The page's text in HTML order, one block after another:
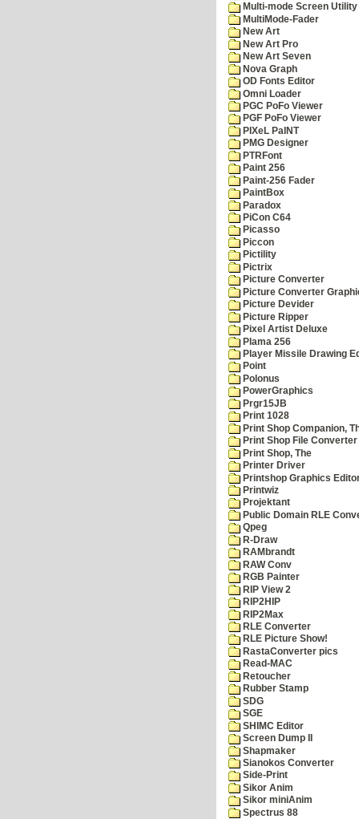
Multi-mode Screen Utility
MultiMode-Fader
New Art
New Art Pro
New Art Seven
Nova Graph
OD Fonts Editor
Omni Loader
PGC PoFo Viewer
PGF PoFo Viewer
PIXeL PaINT
PMG Designer
PTRFont
Paint 256
Paint-256 Fader
PaintBox
Paradox
PiCon C64
Picasso
Piccon
Pictility
Pictrix
Picture Converter
Picture Converter
Picture Devider
Picture Ripper
Pixel Artist Deluxe
Plama 256
Player Missile Drawing
Point
Polonus
PowerGraphics
Prgr15JB
Print 1028
Print Shop Companion,
Print Shop File Converter
Print Shop, The
Printer Driver
Printshop Graphics
Printwiz
Projektant
Public Domain RLE
Qpeg
R-Draw
RAMbrandt
RAW Conv
RGB Painter
RIP View 2
RIP2HIP
RIP2Max
RLE Converter
RLE Picture Show!
RastaConverter pics
Read-MAC
Retoucher
Rubber Stamp
SDG
SGE
SHIMC Editor
Screen Dump II
Shapmaker
Sianokos Converter
Side-Print
Sikor Anim
Sikor miniAnim
Spectrus 88